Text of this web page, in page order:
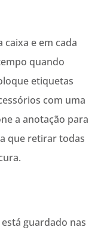
caixa e em cada
quando
etiquetas
com uma
a anotação para
que retirar todas
guardado nas